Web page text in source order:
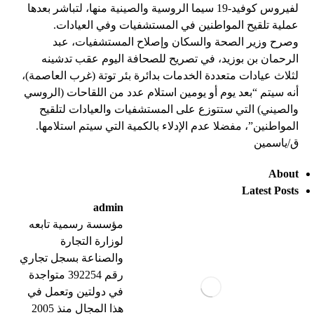
لفيروس كوفيد-19 سيما الروسية والصينية منها، لتباشر بعدها
عملية تلقيح المواطنين في المستشفيات وفي العيادات.
وصرح وزير الصحة والسكان وإصلاح المستشفيات، عبد
الرحمان بن بوزيد، في تصريح للصحافة اليوم عقب تدشينه
لثلاث عيادات متعددة الخدمات بدائرة بئر توتة (غرب العاصمة)،
أنه سيتم “بعد يوم أو يومين استلام عدد من اللقاحات (الروسي
والصيني) التي ستتوزع على المستشفيات والعيادات لتلقيح
المواطنين”، مفضلا عدم الإدلاء بالكمية التي سيتم استلامها.
ق/ياسمين
About
Latest Posts
admin
مؤسسة رسمية تابعه
لوزارة التجارة
والصناعة بسجل تجاري
رقم 392254 متواجدة
في دولتين وتعمل في
هذا المجال منذ 2005